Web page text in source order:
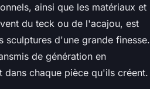
ainsi que les matériaux et
du teck ou de l'acajou, est
sculptures d'une grande finesse.
de génération en
dans chaque pièce qu'ils créent.